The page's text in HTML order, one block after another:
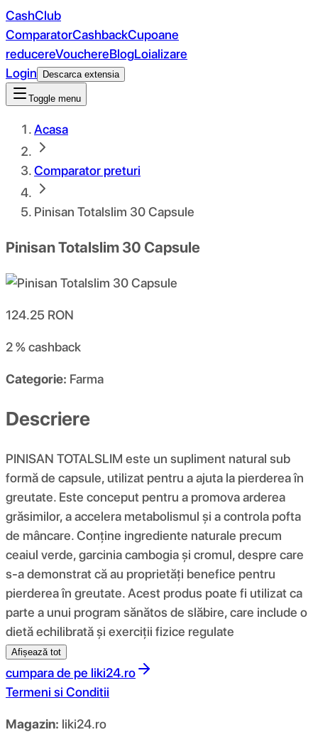
CashClub
ComparatorCashbackCupoane
reducereVouchereBlogLoializare
Login
Descarca extensia
Toggle menu
Acasa
Comparator preturi
Pinisan Totalslim 30 Capsule
Pinisan Totalslim 30 Capsule
124.25 RON
2 %cashback
Categorie: Farma
Descriere
PINISAN TOTALSLIM este un supliment natural sub
formă de capsule, utilizat pentru a ajuta la pierderea în
greutate. Este conceput pentru a promova arderea
grăsimilor, a accelera metabolismul și a controla pofta
de mâncare. Conține ingrediente naturale precum
ceaiul verde, garcinia cambogia și cromul, despre care
s-a demonstrat că au proprietăți benefice pentru
pierderea în greutate. Acest produs poate fi utilizat ca
parte a unui program sănătos de slăbire, care include o
dietă echilibrată și exerciții fizice regulate
Afișează tot
cumpara de pe liki24.ro
Termeni si Conditii
Magazin: liki24.ro